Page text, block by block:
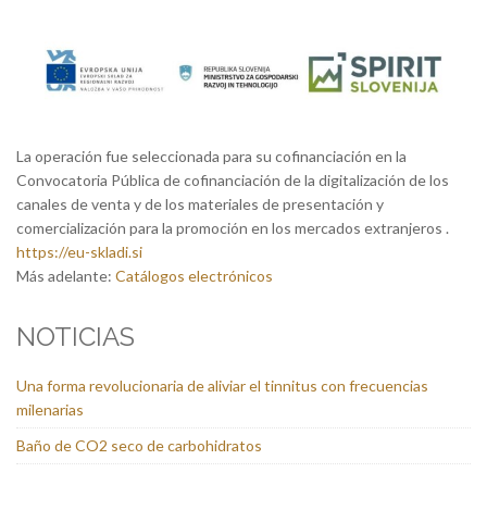
La operación fue seleccionada para su cofinanciación en la
Convocatoria Pública de cofinanciación de la digitalización de los
canales de venta y de los materiales de presentación y
comercialización para la promoción en los mercados extranjeros .
https://eu-skladi.si
Más adelante: Catálogos electrónicos
NOTICIAS
Una forma revolucionaria de aliviar el tinnitus con frecuencias
milenarias
Baño de CO2 seco de carbohidratos